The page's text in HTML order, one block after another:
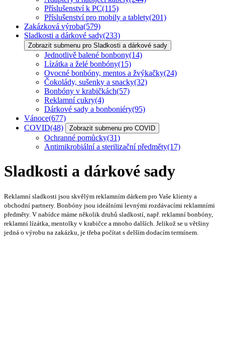
Příslušenství k PC(115)
Příslušenství pro mobily a tablety(201)
Zakázková výroba(579)
Sladkosti a dárkové sady(233)
Zobrazit submenu pro Sladkosti a dárkové sady
Jednotlivě balené bonbony(14)
Lízátka a želé bonbóny(15)
Ovocné bonbóny, mentos a žvýkačky(24)
Čokolády, sušenky a snacky(32)
Bonbóny v krabičkách(57)
Reklamní cukry(4)
Dárkové sady a bonboniéry(95)
Vánoce(677)
COVID(48) Zobrazit submenu pro COVID
Ochranné pomůcky(31)
Antimikrobiální a sterilizační předměty(17)
Sladkosti a dárkové sady
Reklamní sladkosti jsou skvělým reklamním dárkem pro Vaše klienty a
obchodní partnery. Bonbóny jsou ideálními levnými rozdávacími reklamními
předměty. V nabídce máme několik druhů sladkostí, např. reklamní bonbóny,
reklamní lízátka, mentolky v krabičce a mnoho dalších. Jelikož se u většiny
jedná o výrobu na zakázku, je třeba počítat s delším dodacím termínem.